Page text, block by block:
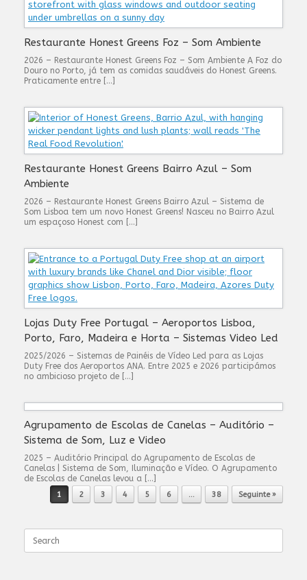
Restaurante Honest Greens Foz – Som Ambiente
2026 – Restaurante Honest Greens Foz – Som Ambiente A Foz do
Douro no Porto, já tem as comidas saudáveis do Honest Greens.
Praticamente entre […]
Restaurante Honest Greens Bairro Azul – Som
Ambiente
2026 – Restaurante Honest Greens Bairro Azul – Sistema de
Som Lisboa tem um novo Honest Greens! Nasceu no Bairro Azul
um espaçoso Honest com […]
Lojas Duty Free Portugal – Aeroportos Lisboa,
Porto, Faro, Madeira e Horta – Sistemas Video Led
2025/2026 – Sistemas de Painéis de Vídeo Led para as Lojas
Duty Free dos Aeroportos ANA. Entre 2025 e 2026 participámos
no ambicioso projeto de […]
Agrupamento de Escolas de Canelas – Auditório –
Sistema de Som, Luz e Video
2025 – Auditório Principal do Agrupamento de Escolas de
Canelas | Sistema de Som, Iluminação e Vídeo. O Agrupamento
de Escolas de Canelas levou a […]
Post navigation
1 2 3 4 5 6 … 38 Seguinte »
Search
for: